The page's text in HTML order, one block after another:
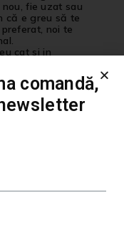
fie uzat sau
că e greu să te
noi te
cat si in
1, Sector 2.
comandă,